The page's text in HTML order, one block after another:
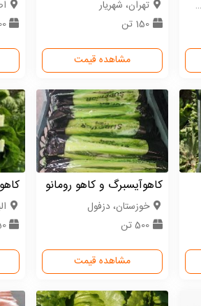
تهران، شهریار
150 تن
مشاهده قیمت
کاهوآیسبرگ و کاهو رومانو
خوزستان، دزفول
500 تن
مشاهده قیمت